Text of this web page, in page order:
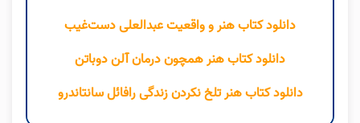
دانلود کتاب هنر و واقعیت عبدالعلی دست‌غیب
دانلود کتاب هنر همچون درمان آلن دوباتن
دانلود کتاب هنر تلخ نکردن زندگی رافائل سانتاندرو